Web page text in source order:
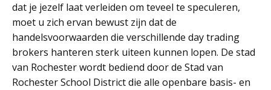
dat je jezelf laat verleiden om teveel te speculeren,
moet u zich ervan bewust zijn dat de
handelsvoorwaarden die verschillende day trading
brokers hanteren sterk uiteen kunnen lopen. De stad
van Rochester wordt bediend door de Stad van
Rochester School District die alle openbare basis- en